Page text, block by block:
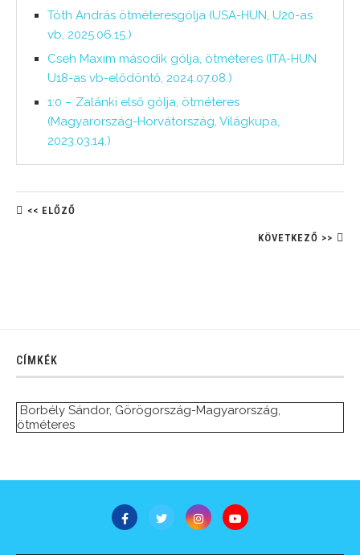
Tóth András ötméteresgólja (USA-HUN, U20-as
vb, 2025.06.15.)
Cseh Maxim második gólja, ötméteres (ITA-HUN
U18-as vb-elődöntő, 2024.07.08.)
1:0 – Zalánki első gólja, ötméteres
(Magyarország-Horvátország, Világkupa,
2023.03.14.)
<< ELŐZŐ
KÖVETKEZŐ >>
CÍMKÉK
Borbély Sándor, Görögország-Magyarország,
ötméteres